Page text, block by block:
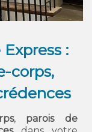
:
corps,
, parois de